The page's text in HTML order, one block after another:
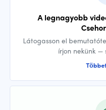
A legnagyobb
Látogasson el
írjon nekünk —